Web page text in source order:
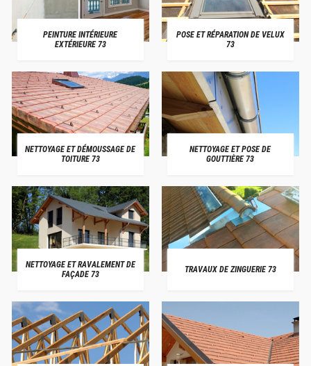
PEINTURE INTÉRIEURE
EXTÉRIEURE 73
POSE ET RÉPARATION DE VELUX
73
NETTOYAGE ET DÉMOUSSAGE DE
TOITURE 73
NETTOYAGE ET POSE DE
GOUTTIÈRE 73
NETTOYAGE ET RAVALEMENT DE
FAÇADE 73
TRAVAUX DE ZINGUERIE 73